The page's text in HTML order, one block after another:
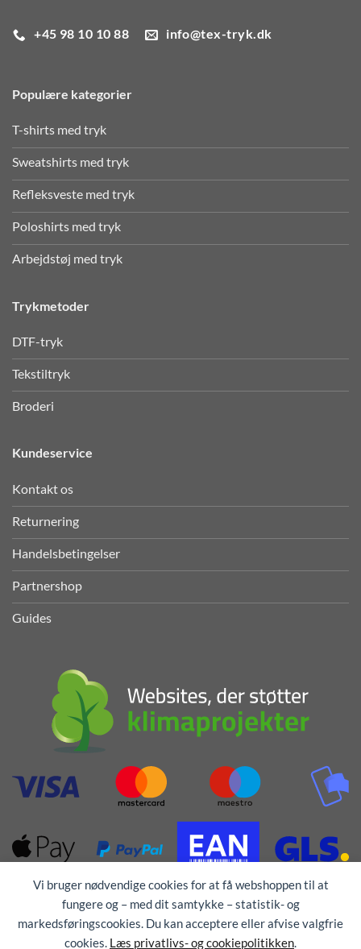
Vi bruger nødvendige cookies for at få webshoppen til at
fungere og – med dit samtykke – statistik- og
markedsføringscookies. Du kan acceptere eller afvise valgfrie
cookies. Læs privatlivs- og cookiepolitikken.
+45 98 10 10 88 info@tex-tryk.dk
Populære kategorier
T-shirts med tryk
Sweatshirts med tryk
Refleksveste med tryk
Poloshirts med tryk
Arbejdstøj med tryk
Trykmetoder
DTF-tryk
Tekstiltryk
Broderi
Kundeservice
Kontakt os
Returnering
Handelsbetingelser
Partnershop
Guides